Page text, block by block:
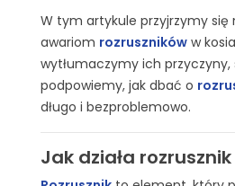
W tym artykule przyjrzymy się
awariom rozruszników w
wytłumaczymy ich przyczyny,
podpowiemy, jak dbać o
długo i bezproblemowo.
Jak działa